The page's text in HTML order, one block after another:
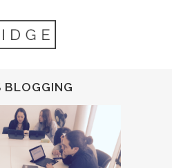
BLOGGING